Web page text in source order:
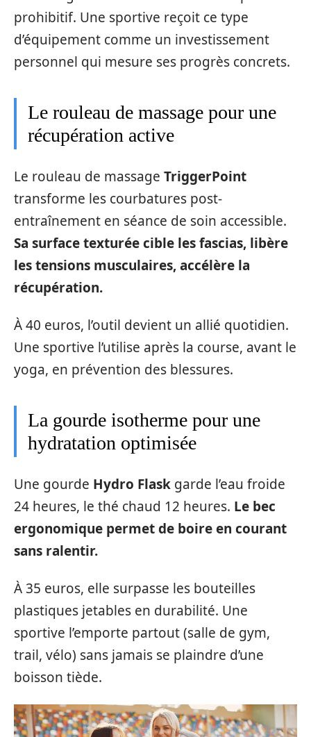
prohibitif. Une sportive reçoit ce type
d’équipement comme un investissement
personnel qui mesure ses progrès concrets.
Le rouleau de massage pour une
récupération active
Le rouleau de massage TriggerPoint
transforme les courbatures post-
entraînement en séance de soin accessible.
Sa surface texturée cible les fascias, libère
les tensions musculaires, accélère la
récupération.
À 40 euros, l’outil devient un allié quotidien.
Une sportive l’utilise après la course, avant le
yoga, en prévention des blessures.
La gourde isotherme pour une
hydratation optimisée
Une gourde Hydro Flask garde l’eau froide
24 heures, le thé chaud 12 heures. Le bec
ergonomique permet de boire en courant
sans ralentir.
À 35 euros, elle surpasse les bouteilles
plastiques jetables en durabilité. Une
sportive l’emporte partout (salle de gym,
trail, vélo) sans jamais se plaindre d’une
boisson tiède.